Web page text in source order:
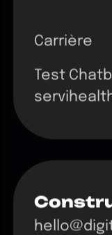
Carrière
Test